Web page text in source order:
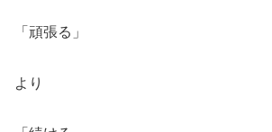
「頑張る」
より